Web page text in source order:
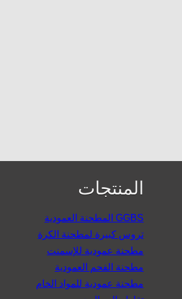
المنتجات
المطحنة العمودية GGBS
تروس كبيرة لمطحنة الكرة
مطحنة عمودية للإسمنت
مطحنة الفحم العمودية
مطحنة عمودية للمواد الخام